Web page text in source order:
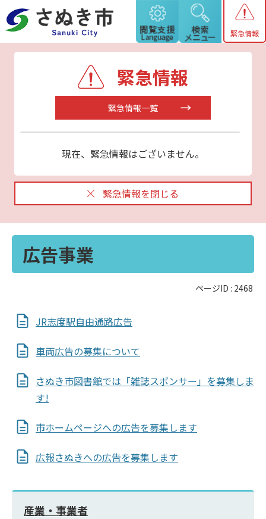
緊急情報
緊急情報
緊急情報一覧
現在、緊急情報はございません。
緊急情報を閉じる
広告事業
ページID : 2468
JR志度駅自由通路広告
車両広告の募集について
さぬき市図書館では「雑誌スポンサー」を募集しま
す!
市ホームページへの広告を募集します
広報さぬきへの広告を募集します
産業・事業者